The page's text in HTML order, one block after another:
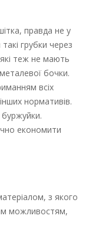
правда не у
грубки через
теж не мають
бочки.
всіх
нормативів.
економити
з якого
можливостям,